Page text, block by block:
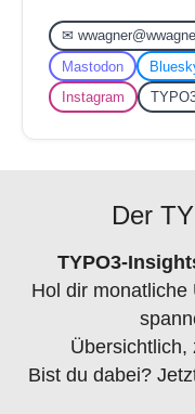
✉
Mastodon
Instagram
Der
TYPO3-
Hol dir monatliche
Übersichtlich,
Bist du dabei?